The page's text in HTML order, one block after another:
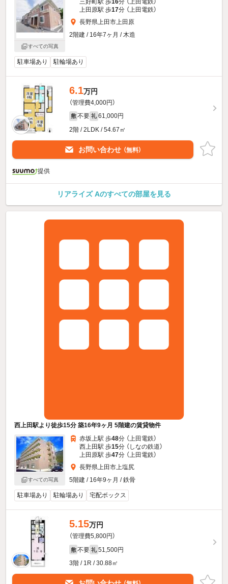
すべての写真
三好町駅 歩16分 （上田電鉄）
上田原駅 歩17分 （上田電鉄）
長野県上田市上田原
2階建 / 16年7ヶ月 / 木造
駐車場あり 駐輪場あり
6.1万円
（管理費4,000円）
敷 不要 礼 61,000円
2階 / 2LDK / 54.67㎡
お問い合わせ （無料）
提供
リアライズ Aのすべての部屋を見る
西上田駅より徒歩15分 築16年9ヶ月 5階建の賃貸物件
すべての写真
赤坂上駅 歩48分 （上田電鉄）
西上田駅 歩15分 （しなの鉄道）
上田原駅 歩47分 （上田電鉄）
長野県上田市上塩尻
5階建 / 16年9ヶ月 / 鉄骨
駐車場あり 駐輪場あり 宅配ボックス
5.15万円
（管理費5,800円）
敷 不要 礼 51,500円
3階 / 1R / 30.88㎡